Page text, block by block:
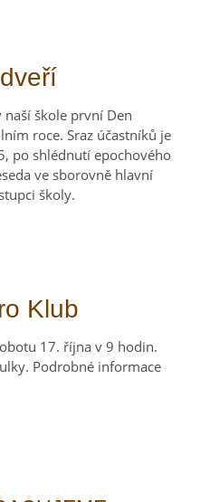
škole první Den
roce. Sraz účastníků je
po shlédnutí epochového
ve sborovně hlavní
školy.
Klub
17. října v 9 hodin.
Podrobné informace